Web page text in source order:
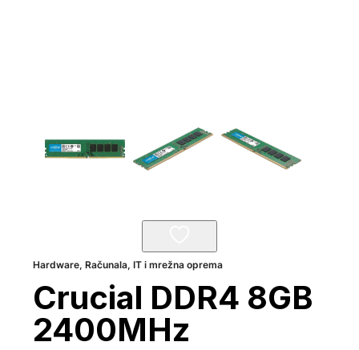
Hardware,Računala, IT i mrežna oprema
Crucial DDR4 8GB
2400MHz